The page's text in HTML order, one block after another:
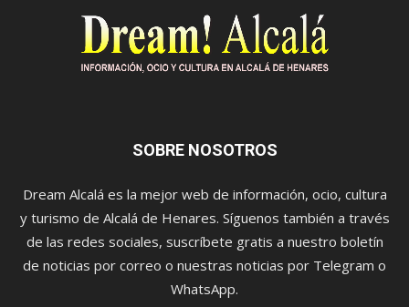
SOBRE NOSOTROS
Dream Alcalá es la mejor web de información, ocio, cultura
y turismo de Alcalá de Henares. Síguenos también a través
de las redes sociales, suscríbete gratis a nuestro boletín
de noticias por correo o nuestras noticias por Telegram o
WhatsApp.